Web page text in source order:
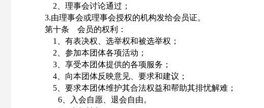
2、理事会讨论通过；
3.由理事会或理事会授权的机构发给会员证。
第十条 会员的权利：
1、有表决权、选举权和被选举权；
2、参加本团体各项活动；
3、享受本团体提供的各项服务；
4、向本团体反映意见、要求和建议；
5、要求本团体维护其合法权益和帮助其排忧解难；
6、入会自愿、退会自由。